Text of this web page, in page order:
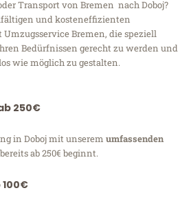
Transport von Bremen nach Doboj?
und kosteneffizienten
Bremen, die speziell
Bedürfnissen gerecht zu werden und
wie möglich zu gestalten.
250€
in Doboj mit unserem umfassenden
ab 250€ beginnt.
100€